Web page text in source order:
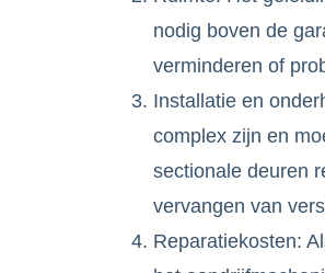
nodig boven de
verminderen of
Installatie en
complex zijn en
sectionale deuren
vervangen van
Reparatiekosten: